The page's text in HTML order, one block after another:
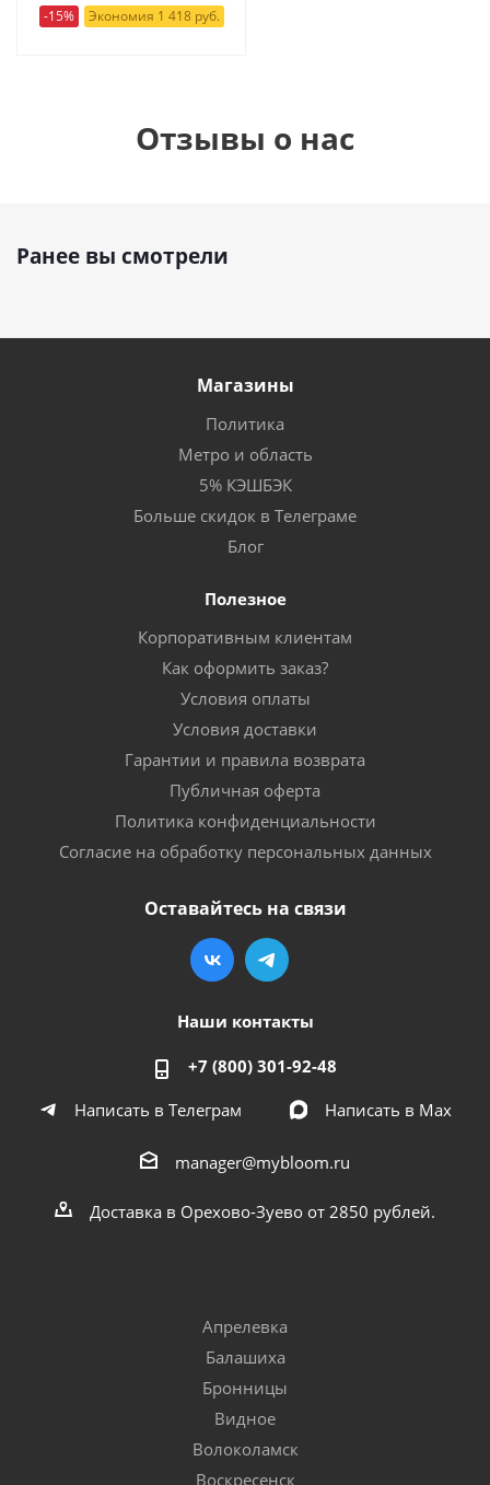
-15%
Экономия 1 418 руб.
Отзывы о нас
Ранее вы смотрели
Магазины
Политика
Метро и область
5% КЭШБЭК
Больше скидок в Телеграме
Блог
Полезное
Корпоративным клиентам
Как оформить заказ?
Условия оплаты
Условия доставки
Гарантии и правила возврата
Публичная оферта
Политика конфиденциальности
Согласие на обработку персональных данных
Оставайтесь на связи
Наши контакты
+7 (800) 301-92-48
Написать в Телеграм
Написать в Мах
manager@mybloom.ru
Доставка в Орехово-Зуево от 2850 рублей.
Апрелевка
Балашиха
Бронницы
Видное
Волоколамск
Воскресенск